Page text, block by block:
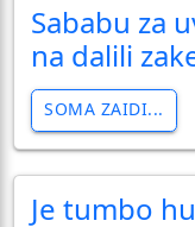
Sababu za
na dalili
SOMA ZAIDI...
Je tumbo